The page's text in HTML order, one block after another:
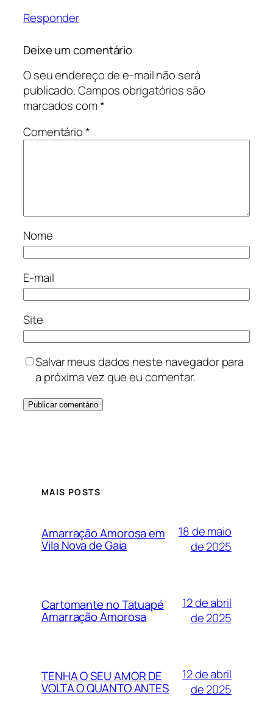
Responder
Deixe um comentário
O seu endereço de e-mail não será
publicado.Campos obrigatórios são
marcados com*
Comentário*
Nome
E-mail
Site
Salvar meus dados neste navegador para
a próxima vez que eu comentar.
MAIS POSTS
Amarração Amorosa em
Vila Nova de Gaia
18 de maio
de 2025
Cartomante no Tatuapé
Amarração Amorosa
12 de abril
de 2025
TENHA O SEU AMOR DE
VOLTA O QUANTO ANTES
12 de abril
de 2025